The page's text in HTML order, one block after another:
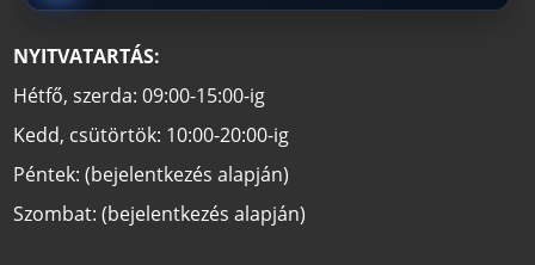
NYITVATARTÁS:
Hétfő, szerda: 09:00-15:00-ig
Kedd, csütörtök: 10:00-20:00-ig
Péntek: (bejelentkezés alapján)
Szombat: (bejelentkezés alapján)